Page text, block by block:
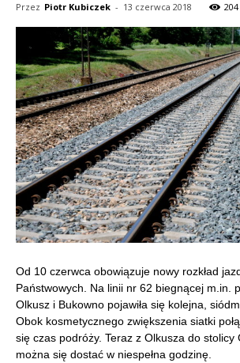
Przez Piotr Kubiczek - 13 czerwca 2018 204
Od 10 czerwca obowiązuje nowy rozkład
Państwowych. Na linii nr 62 biegnącej m.in.
Olkusz i Bukowno pojawiła się kolejna,
Obok kosmetycznego zwiększenia siatki
się czas podróży. Teraz z Olkusza do stolicy
można się dostać w niespełna godzinę.